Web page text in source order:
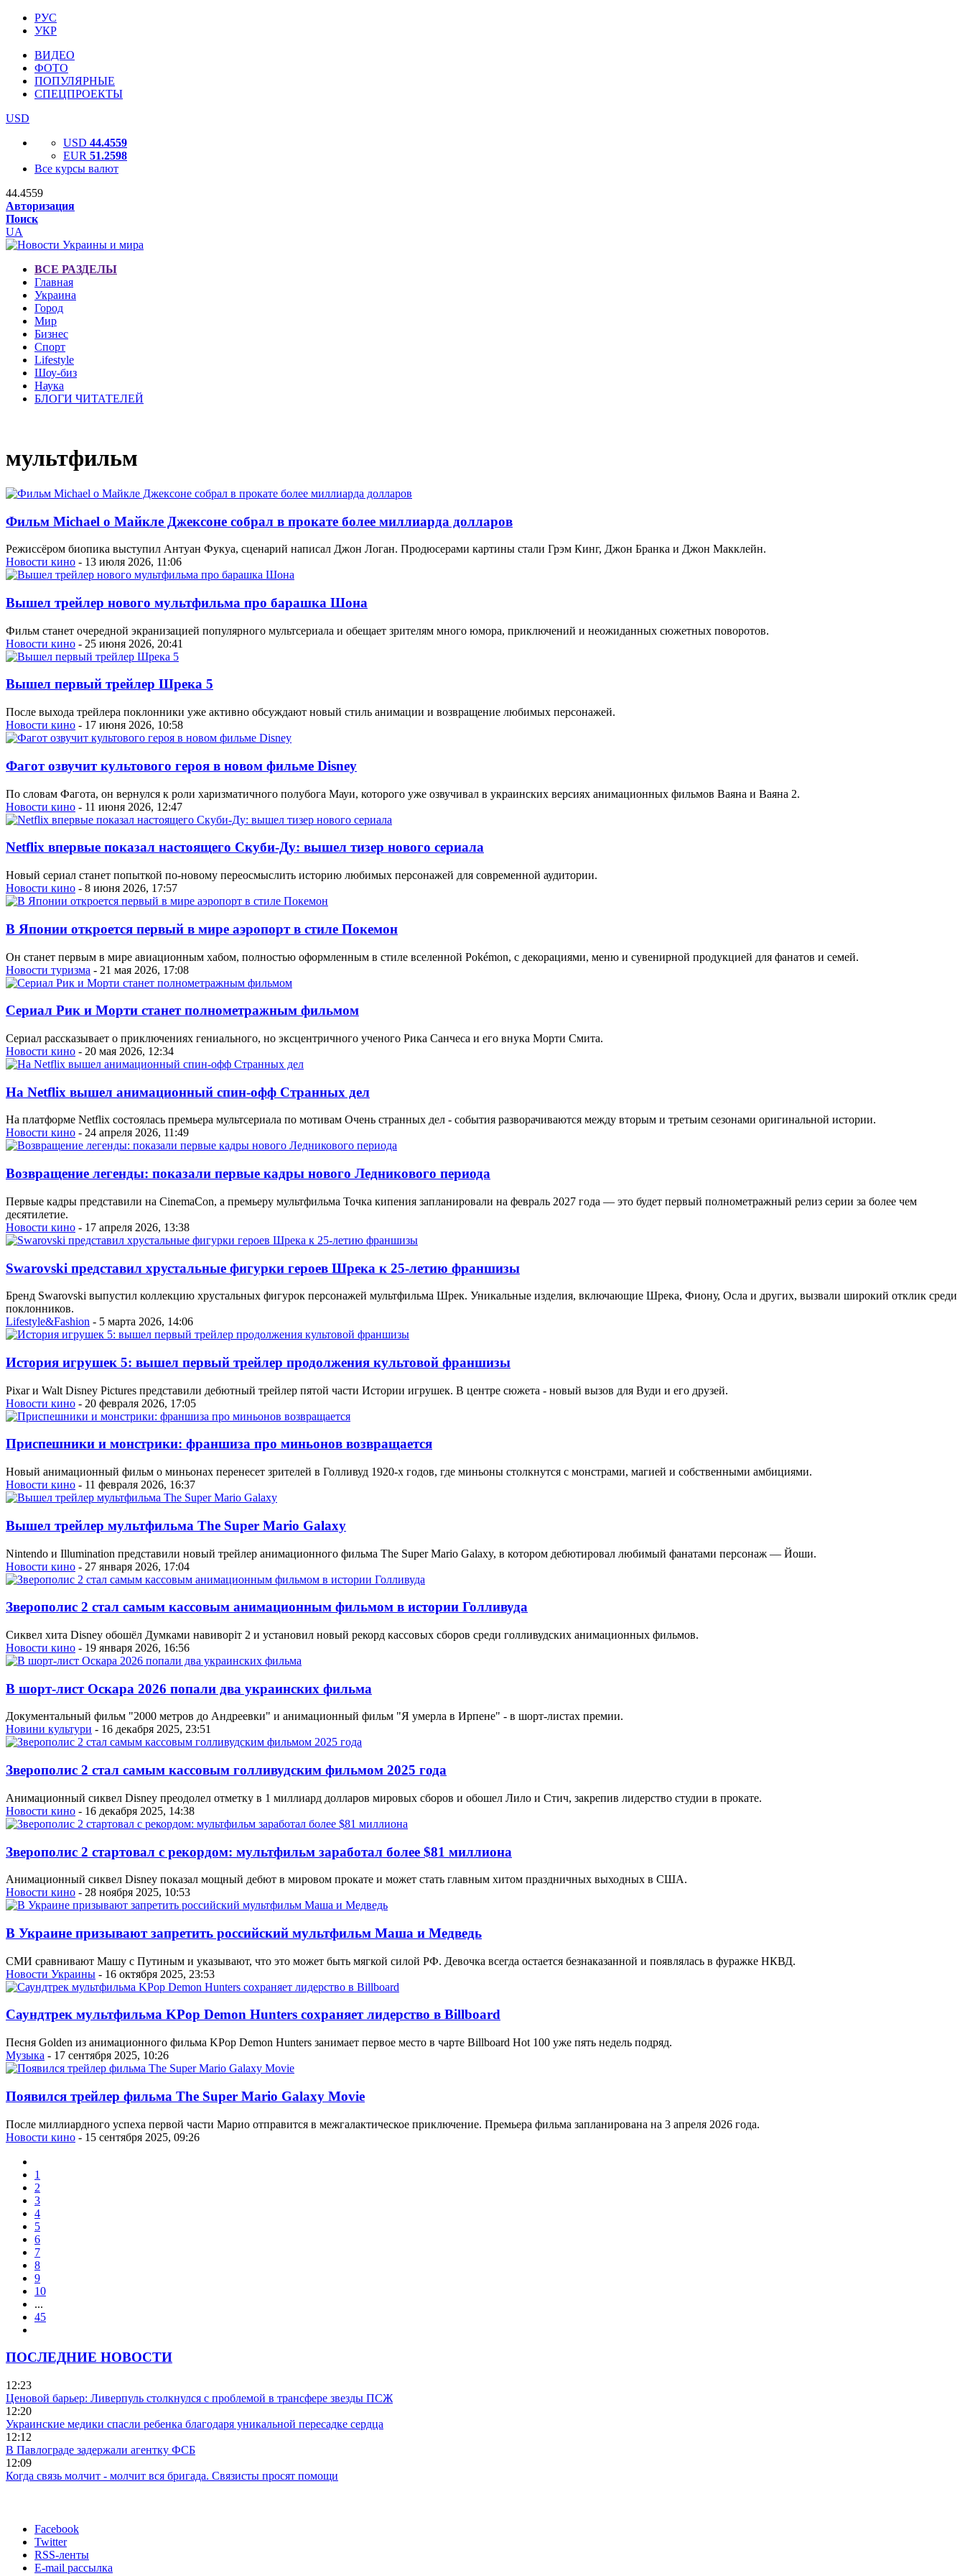
РУС
УКР
ВИДЕО
ФОТО
ПОПУЛЯРНЫЕ
СПЕЦПРОЕКТЫ
USD
USD 44.4559
EUR 51.2598
Все курсы валют
44.4559
Авторизация
Поиск
UA
ВСЕ РАЗДЕЛЫ
Главная
Украина
Город
Мир
Бизнес
Спорт
Lifestyle
Шоу-биз
Наука
БЛОГИ ЧИТАТЕЛЕЙ
мультфильм
Фильм Michael о Майкле Джексоне собрал в прокате более миллиарда долларов
Режиссёром биопика выступил Антуан Фукуа, сценарий написал Джон Логан. Продюсерами картины стали Грэм Кинг, Джон Бранка и Джон Макклейн.
Новости кино - 13 июля 2026, 11:06
Вышел трейлер нового мультфильма про барашка Шона
Фильм станет очередной экранизацией популярного мультсериала и обещает зрителям много юмора, приключений и неожиданных сюжетных поворотов.
Новости кино - 25 июня 2026, 20:41
Вышел первый трейлер Шрека 5
После выхода трейлера поклонники уже активно обсуждают новый стиль анимации и возвращение любимых персонажей.
Новости кино - 17 июня 2026, 10:58
Фагот озвучит культового героя в новом фильме Disney
По словам Фагота, он вернулся к роли харизматичного полубога Мауи, которого уже озвучивал в украинских версиях анимационных фильмов Ваяна и Ваяна 2.
Новости кино - 11 июня 2026, 12:47
Netflix впервые показал настоящего Скуби-Ду: вышел тизер нового сериала
Новый сериал станет попыткой по-новому переосмыслить историю любимых персонажей для современной аудитории.
Новости кино - 8 июня 2026, 17:57
В Японии откроется первый в мире аэропорт в стиле Покемон
Он станет первым в мире авиационным хабом, полностью оформленным в стиле вселенной Pokémon, с декорациями, меню и сувенирной продукцией для фанатов и семей.
Новости туризма - 21 мая 2026, 17:08
Сериал Рик и Морти станет полнометражным фильмом
Сериал рассказывает о приключениях гениального, но эксцентричного ученого Рика Санчеса и его внука Морти Смита.
Новости кино - 20 мая 2026, 12:34
На Netflix вышел анимационный спин-офф Странных дел
На платформе Netflix состоялась премьера мультсериала по мотивам Очень странных дел - события разворачиваются между вторым и третьим сезонами оригинальной истории.
Новости кино - 24 апреля 2026, 11:49
Возвращение легенды: показали первые кадры нового Ледникового периода
Первые кадры представили на CinemaCon, а премьеру мультфильма Точка кипения запланировали на февраль 2027 года — это будет первый полнометражный релиз серии за более чем
десятилетие.
Новости кино - 17 апреля 2026, 13:38
Swarovski представил хрустальные фигурки героев Шрека к 25-летию франшизы
Бренд Swarovski выпустил коллекцию хрустальных фигурок персонажей мультфильма Шрек. Уникальные изделия, включающие Шрека, Фиону, Осла и других, вызвали широкий отклик среди
поклонников.
Lifestyle&Fashion - 5 марта 2026, 14:06
История игрушек 5: вышел первый трейлер продолжения культовой франшизы
Pixar и Walt Disney Pictures представили дебютный трейлер пятой части Истории игрушек. В центре сюжета - новый вызов для Вуди и его друзей.
Новости кино - 20 февраля 2026, 17:05
Приспешники и монстрики: франшиза про миньонов возвращается
Новый анимационный фильм о миньонах перенесет зрителей в Голливуд 1920-х годов, где миньоны столкнутся с монстрами, магией и собственными амбициями.
Новости кино - 11 февраля 2026, 16:37
Вышел трейлер мультфильма The Super Mario Galaxy
Nintendo и Illumination представили новый трейлер анимационного фильма The Super Mario Galaxy, в котором дебютировал любимый фанатами персонаж — Йоши.
Новости кино - 27 января 2026, 17:04
Зверополис 2 стал самым кассовым анимационным фильмом в истории Голливуда
Сиквел хита Disney обошёл Думками навиворіт 2 и установил новый рекорд кассовых сборов среди голливудских анимационных фильмов.
Новости кино - 19 января 2026, 16:56
В шорт-лист Оскара 2026 попали два украинских фильма
Документальный фильм "2000 метров до Андреевки" и анимационный фильм "Я умерла в Ирпене" - в шорт-листах премии.
Новини культури - 16 декабря 2025, 23:51
Зверополис 2 стал самым кассовым голливудским фильмом 2025 года
Анимационный сиквел Disney преодолел отметку в 1 миллиард долларов мировых сборов и обошел Лило и Стич, закрепив лидерство студии в прокате.
Новости кино - 16 декабря 2025, 14:38
Зверополис 2 стартовал с рекордом: мультфильм заработал более $81 миллиона
Анимационный сиквел Disney показал мощный дебют в мировом прокате и может стать главным хитом праздничных выходных в США.
Новости кино - 28 ноября 2025, 10:53
В Украине призывают запретить российский мультфильм Маша и Медведь
СМИ сравнивают Машу с Путиным и указывают, что это может быть мягкой силой РФ. Девочка всегда остается безнаказанной и появлялась в фуражке НКВД.
Новости Украины - 16 октября 2025, 23:53
Саундтрек мультфильма KPop Demon Hunters сохраняет лидерство в Billboard
Песня Golden из анимационного фильма KPop Demon Hunters занимает первое место в чарте Billboard Hot 100 уже пять недель подряд.
Музыка - 17 сентября 2025, 10:26
Появился трейлер фильма The Super Mario Galaxy Movie
После миллиардного успеха первой части Марио отправится в межгалактическое приключение. Премьера фильма запланирована на 3 апреля 2026 года.
Новости кино - 15 сентября 2025, 09:26
1
2
3
4
5
6
7
8
9
10
...
45
ПОСЛЕДНИЕ НОВОСТИ
12:23
Ценовой барьер: Ливерпуль столкнулся с проблемой в трансфере звезды ПСЖ
12:20
Украинские медики спасли ребенка благодаря уникальной пересадке сердца
12:12
В Павлограде задержали агентку ФСБ
12:09
Когда связь молчит - молчит вся бригада. Связисты просят помощи
Facebook
Twitter
RSS-ленты
E-mail рассылка